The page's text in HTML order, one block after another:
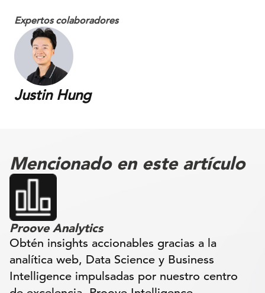
Expertos colaboradores
Justin Hung
Mencionado en este artículo
Proove Analytics
Obtén insights accionables gracias a la
analítica web, Data Science y Business
Intelligence impulsadas por nuestro centro